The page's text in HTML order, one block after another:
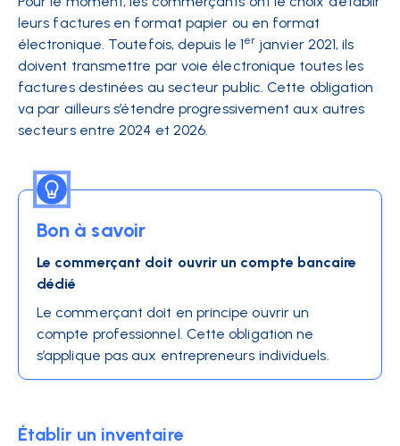
leurs factures en format papier ou en format
électronique. Toutefois, depuis le 1er janvier 2021, ils
doivent transmettre par voie électronique toutes les
factures destinées au secteur public. Cette obligation
va par ailleurs s’étendre progressivement aux autres
secteurs entre 2024 et 2026.
Bon à savoir
Le commerçant doit ouvrir un compte bancaire
dédié
Le commerçant doit en principe ouvrir un
compte professionnel. Cette obligation ne
s’applique pas aux entrepreneurs individuels.
Établir un inventaire